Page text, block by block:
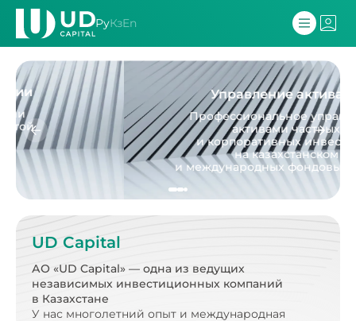
РуКзEn
Управление активами
Профессиональное управление
активами частных
и корпоративных инвесторов
на казахстанском
и международных фондовых рынках.
UD Capital
АО «UD Capital» — одна из ведущих
независимых инвестиционных компаний
в Казахстане
У нас многолетний опыт и международная